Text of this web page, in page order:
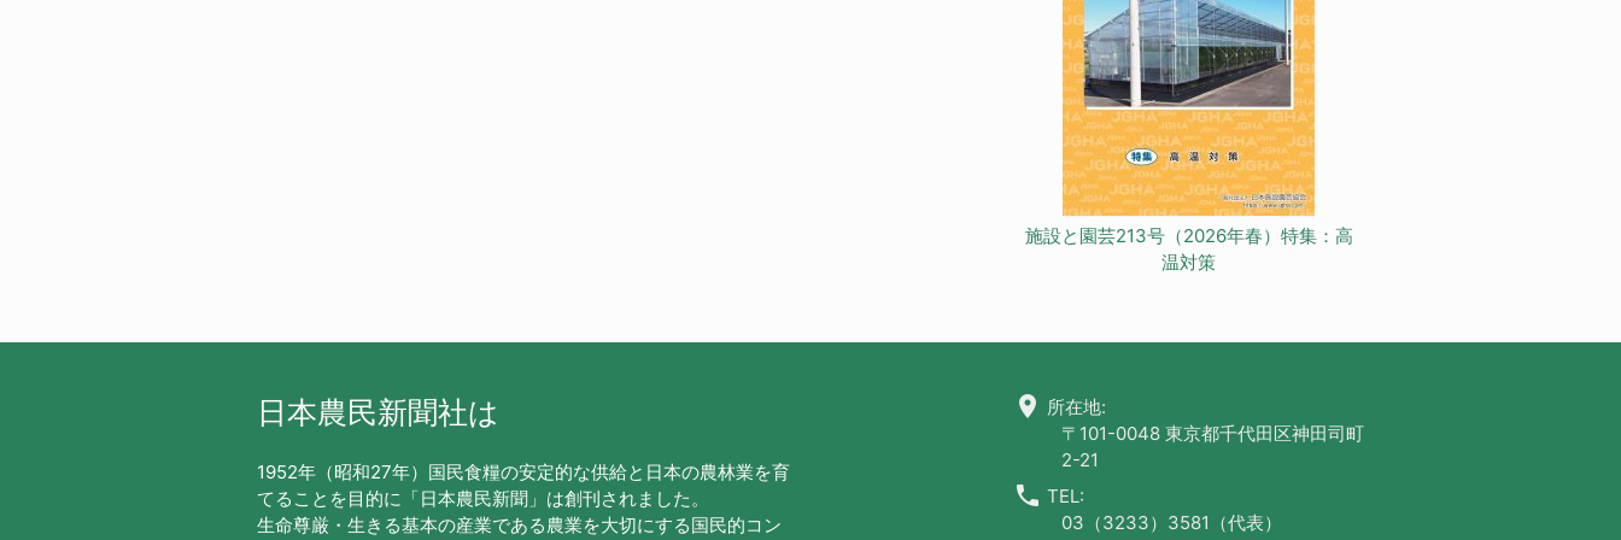
施設と園芸213号（2026年春）特集：高
温対策
日本農民新聞社は
1952年（昭和27年）国民食糧の安定的な供給と日本の農林業を育
てることを目的に「日本農民新聞」は創刊されました。
生命尊厳・生きる基本の産業である農業を大切にする国民的コン
location_on 所在地:
〒101-0048 東京都千代田区神田司町
2-21
call TEL:
03（3233）3581（代表）